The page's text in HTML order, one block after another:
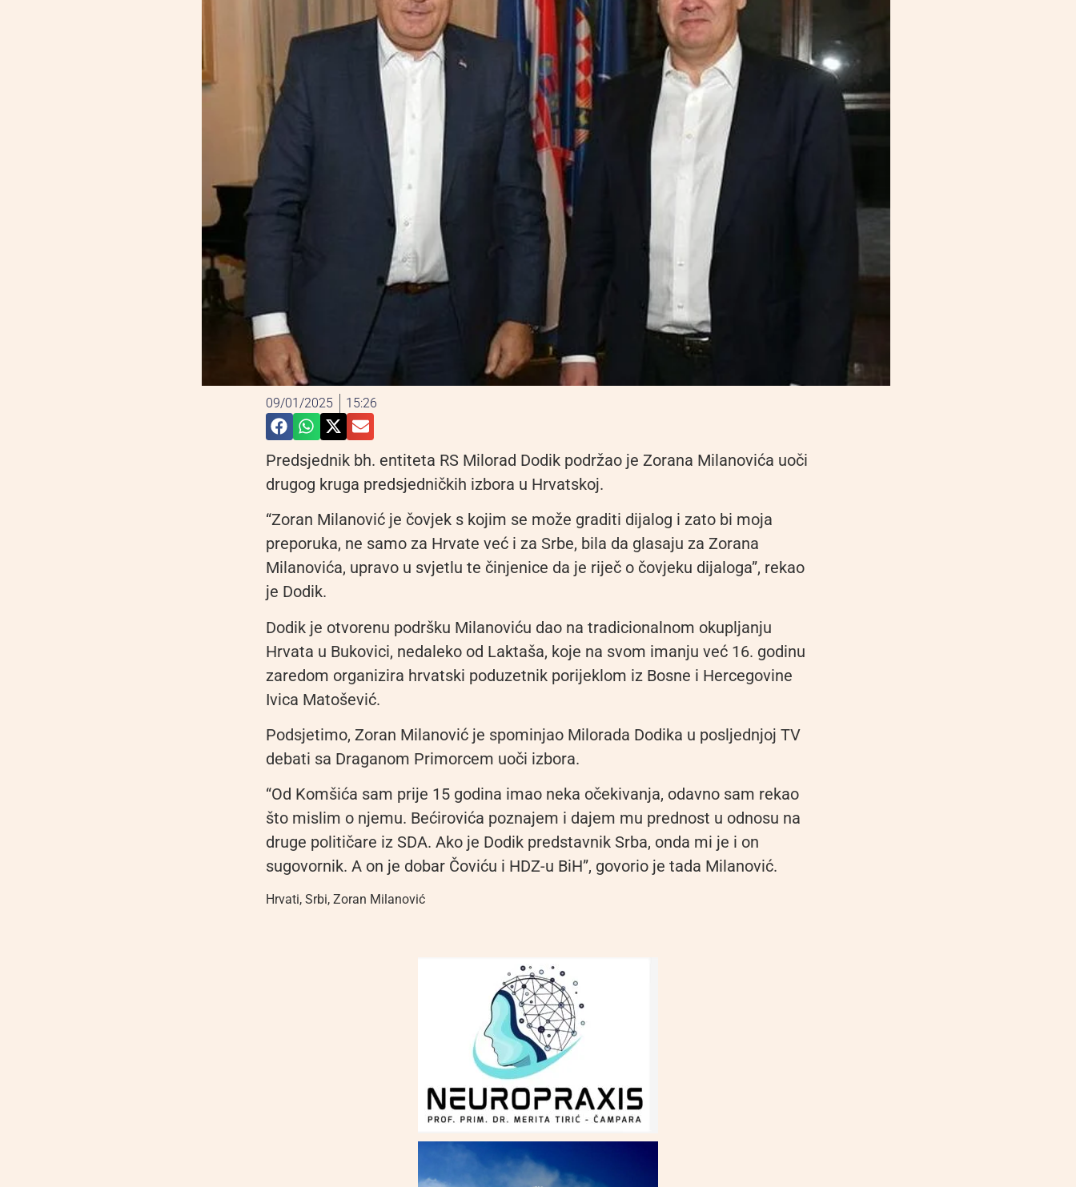
09/01/2025 15:26
Predsjednik bh. entiteta RS Milorad Dodik podržao je Zorana Milanovića uoči
drugog kruga predsjedničkih izbora u Hrvatskoj.
“Zoran Milanović je čovjek s kojim se može graditi dijalog i zato bi moja
preporuka, ne samo za Hrvate već i za Srbe, bila da glasaju za Zorana
Milanovića, upravo u svjetlu te činjenice da je riječ o čovjeku dijaloga”, rekao
je Dodik.
Dodik je otvorenu podršku Milanoviću dao na tradicionalnom okupljanju
Hrvata u Bukovici, nedaleko od Laktaša, koje na svom imanju već 16. godinu
zaredom organizira hrvatski poduzetnik porijeklom iz Bosne i Hercegovine
Ivica Matošević.
Podsjetimo, Zoran Milanović je spominjao Milorada Dodika u posljednjoj TV
debati sa Draganom Primorcem uoči izbora.
“Od Komšića sam prije 15 godina imao neka očekivanja, odavno sam rekao
što mislim o njemu. Bećirovića poznajem i dajem mu prednost u odnosu na
druge političare iz SDA. Ako je Dodik predstavnik Srba, onda mi je i on
sugovornik. A on je dobar Čoviću i HDZ-u BiH”, govorio je tada Milanović.
Hrvati, Srbi, Zoran Milanović